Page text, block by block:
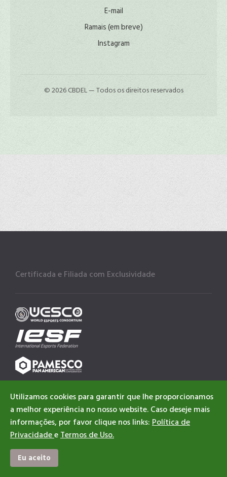
E-mail
Ramais (em breve)
Instagram
© 2026 CBDEL — Todos os direitos reservados
Certificada e Filiada com Exclusividade
Home
Utilizamos cookies para garantir que lhe proporcionamos
a melhor experiência no nosso website. Caso deseje mais
informações, por favor clique nos links:Política de
PrivacidadeeTermos de Uso.
Eu aceito